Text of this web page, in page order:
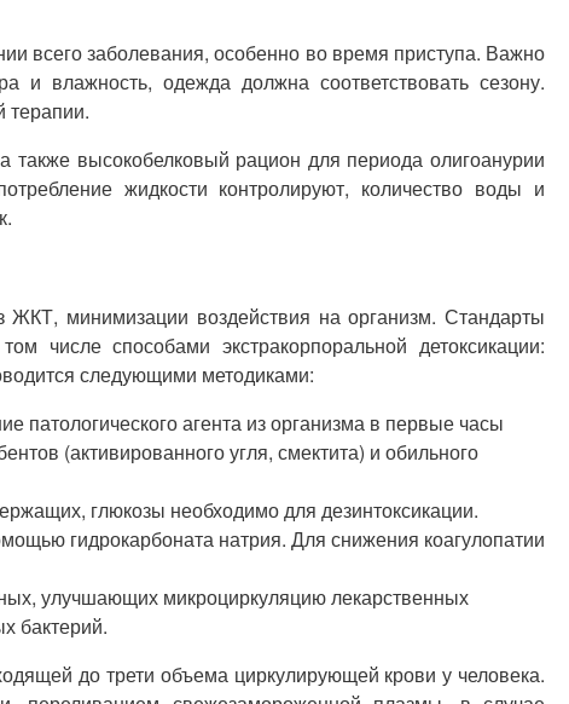
всего заболевания, особенно во время приступа. Важно
и влажность, одежда должна соответствовать сезону.
терапии.
высокобелковый рацион для периода олигоанурии
жидкости контролируют, количество воды и
минимизации воздействия на организм. Стандарты
числе способами экстракорпоральной детоксикации:
следующими методиками:
патологического агента из организма в первые часы
(активированного угля, смектита) и обильного
глюкозы необходимо для дезинтоксикации.
гидрокарбоната натрия. Для снижения коагулопатии
улучшающих микроциркуляцию лекарственных
бактерий.
до трети объема циркулирующей крови у человека.